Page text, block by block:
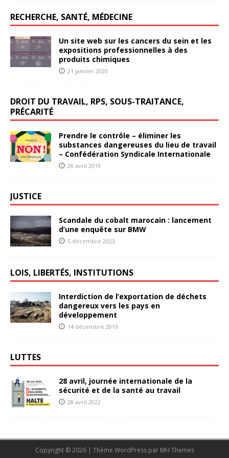
RECHERCHE, SANTÉ, MÉDECINE
Un site web sur les cancers du sein et les
expositions professionnelles à des
produits chimiques
21 janvier 2020
DROIT DU TRAVAIL, RPS, SOUS-TRAITANCE,
PRÉCARITÉ
Prendre le contrôle – éliminer les
substances dangereuses du lieu de travail
– Confédération Syndicale Internationale
28 avril 2019
JUSTICE
Scandale du cobalt marocain : lancement
d’une enquête sur BMW
5 décembre 2023
LOIS, LIBERTÉS, INSTITUTIONS
Interdiction de l’exportation de déchets
dangereux vers les pays en
développement
14 décembre 2019
LUTTES
28 avril, journée internationale de la
sécurité et de la santé au travail
28 avril 2022
Copyright © 2026 | Thème WordPress par MH Themes